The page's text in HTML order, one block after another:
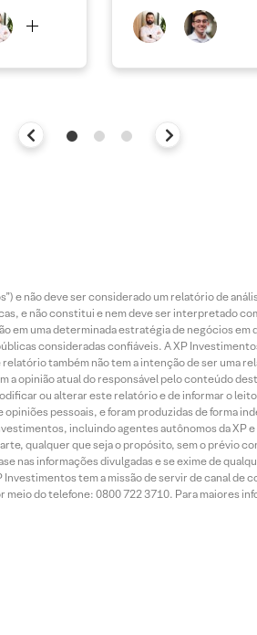
e não deve ser considerado um relatório de
e não constitui e nem deve ser interpretado
em uma determinada estratégia de negócios
consideradas confiáveis. A XP
também não tem a intenção de ser uma
opinião atual do responsável pelo conteúdo
ou alterar este relatório e de informar o
pessoais, e foram produzidas de forma
incluindo agentes autônomos da XP
qualquer que seja o propósito, sem o prévio
nas informações divulgadas e se exime de
tem a missão de servir de canal
do telefone: 0800 722 3710. Para maiores